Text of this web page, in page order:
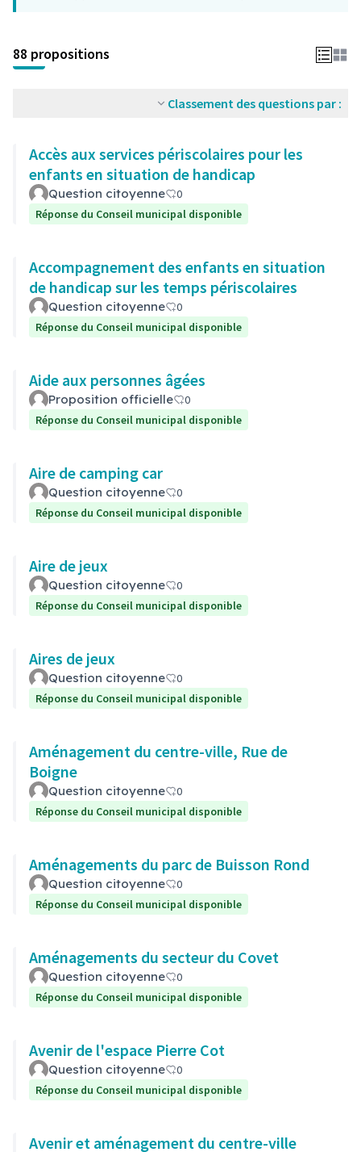
88 propositions
Classement des questions par :
Accès aux services périscolaires pour les
enfants en situation de handicap
Question citoyenne
0
Réponse du Conseil municipal disponible
Accompagnement des enfants en situation
de handicap sur les temps périscolaires
Question citoyenne
0
Réponse du Conseil municipal disponible
Aide aux personnes âgées
Proposition officielle
0
Réponse du Conseil municipal disponible
Aire de camping car
Question citoyenne
0
Réponse du Conseil municipal disponible
Aire de jeux
Question citoyenne
0
Réponse du Conseil municipal disponible
Aires de jeux
Question citoyenne
0
Réponse du Conseil municipal disponible
Aménagement du centre-ville, Rue de
Boigne
Question citoyenne
0
Réponse du Conseil municipal disponible
Aménagements du parc de Buisson Rond
Question citoyenne
0
Réponse du Conseil municipal disponible
Aménagements du secteur du Covet
Question citoyenne
0
Réponse du Conseil municipal disponible
Avenir de l'espace Pierre Cot
Question citoyenne
0
Réponse du Conseil municipal disponible
Avenir et aménagement du centre-ville